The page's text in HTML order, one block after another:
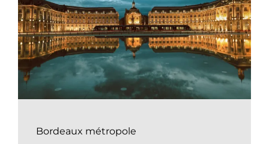
Bordeaux métropole